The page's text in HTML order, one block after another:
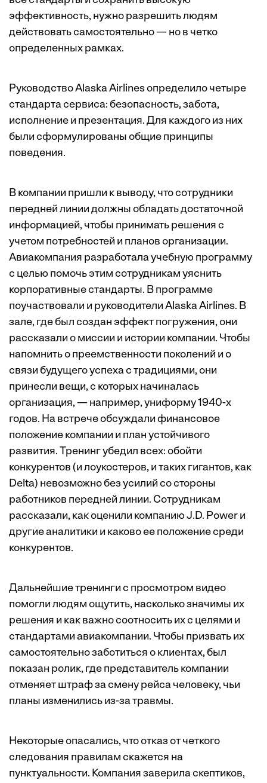
эффективность, нужно разрешить людям
действовать самостоятельно — но в четко
определенных рамках.
Руководство Alaska Airlines определило четыре
стандарта сервиса: безопасность, забота,
исполнение и ­презентация. Для каждого из них
были сформулированы общие принципы
поведения.
В компании пришли к выводу, что сотрудники
передней линии должны обладать достаточной
информацией, чтобы принимать решения с
учетом потребностей и планов организации.
Авиакомпания разработала учебную программу
с целью помочь этим сотрудникам уяснить
корпоративные стандарты. В программе
поучаствовали и руководители Alaska Airlines. В
зале, где был создан эффект погружения, они
рассказали о миссии и истории компании. Чтобы
напомнить о преемственности поколений и о
связи будущего успеха с традициями, они
принесли вещи, с которых начиналась
организация, — например, униформу 1940-х
годов. На встрече обсуждали финансовое
положение компании и план устойчивого
развития. Тренинг убедил всех: обойти
конкурентов (и лоукостеров, и таких гигантов, как
Delta) невозможно без усилий со стороны
работников передней линии. Сотрудникам
рассказали, как оценили компанию J.D. Power и
другие аналитики и каково ее положение среди
конкурентов.
Дальнейшие тренинги с просмотром видео
помогли людям ощутить, насколько значимы их
решения и как важно соотносить их с целями и
стандартами авиакомпании. Чтобы призвать их
самостоятельно заботиться о клиентах, был
показан ролик, где представитель компании
отменяет штраф за смену рейса человеку, чьи
планы изменились из-за травмы.
Некоторые опасались, что отказ от четкого
следования правилам скажется на
пунктуальности. Компания заверила скептиков,